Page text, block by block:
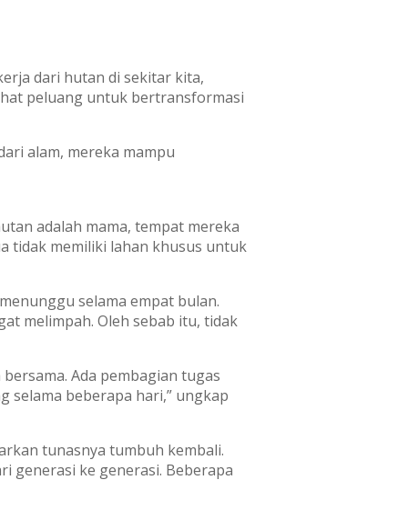
dari hutan di sekitar kita,
peluang untuk bertransformasi
alam, mereka mampu
adalah mama, tempat mereka
tidak memiliki lahan khusus untuk
selama empat bulan.
melimpah. Oleh sebab itu, tidak
Ada pembagian tugas
selama beberapa hari,” ungkap
tunasnya tumbuh kembali.
generasi ke generasi. Beberapa